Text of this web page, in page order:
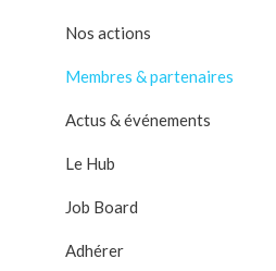
Nos actions
Membres & partenaires
Actus & événements
Le Hub
Job Board
Adhérer